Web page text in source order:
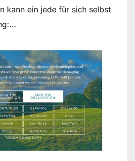
kann ein jede für sich selbst